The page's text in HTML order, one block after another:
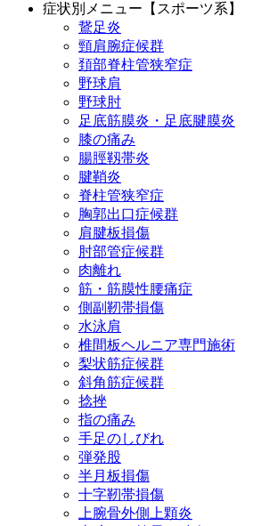
症状別メニュー【スポーツ系】
鵞足炎
頸肩腕症候群
頚部脊柱管狭窄症
野球肩
野球肘
足底筋膜炎・足底腱膜炎
膝の痛み
腸脛靱帯炎
腱鞘炎
脊柱管狭窄症
胸郭出口症候群
肩腱板損傷
肘部管症候群
肉離れ
筋・筋膜性腰痛症
側副靭帯損傷
水泳肩
椎間板ヘルニア専門施術
梨状筋症候群
斜角筋症候群
捻挫
指の痛み
手足のしびれ
弾発股
半月板損傷
十字靭帯損傷
上腕骨外側上顆炎